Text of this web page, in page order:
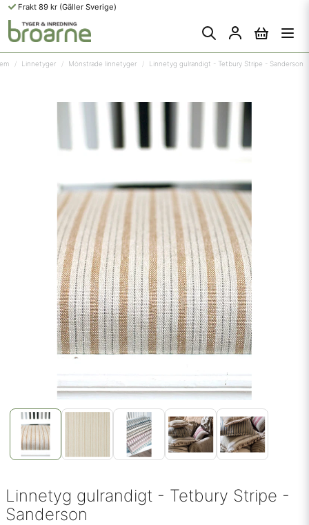
Frakt 89 kr (Gäller Sverige)
Linnetyger Mönstrade linnetyger Linnetyg gulrandigt - Tetbury Stripe - Sanderson
Linnetyg gulrandigt - Tetbury Stripe -
Sanderson